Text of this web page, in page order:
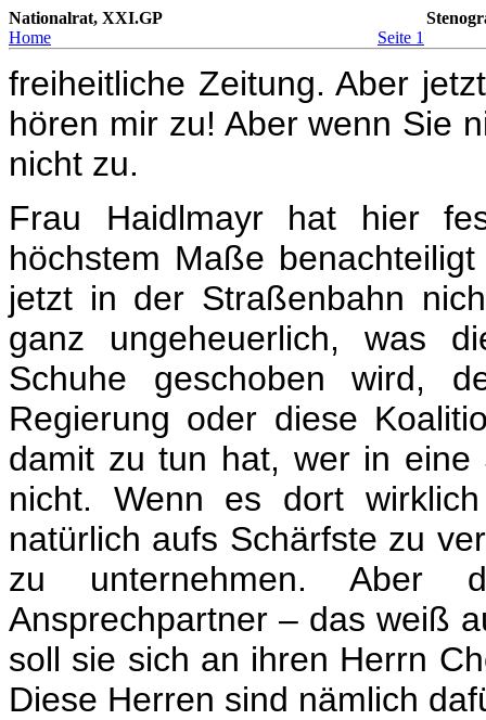
Nationalrat, XXI.GP
Home
Seite 1
freiheitliche Zeitung. Aber
hören mir zu! Aber wenn Sie
nicht zu.
Frau Haidlmayr hat hier
höchstem Maße
jetzt in der Straßenbahn
ganz ungeheuerlich, was
Schuhe geschoben wird,
Regierung oder diese
damit zu tun hat, wer in eine
nicht. Wenn es dort
natürlich aufs Schärfste zu
zu unternehmen.
Ansprechpartner – das weiß
soll sie sich an ihren Herrn
Diese Herren sind nämlich